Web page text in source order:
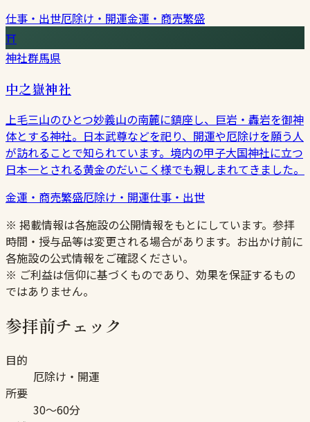
仕事・出世厄除け・開運金運・商売繁盛
⛩
神社群馬県
中之嶽神社
上毛三山のひとつ妙義山の南麓に鎮座し、巨岩・轟岩を御神
体とする神社。日本武尊などを祀り、開運や厄除けを願う人
が訪れることで知られています。境内の甲子大国神社に立つ
日本一とされる黄金のだいこく様でも親しまれてきました。
金運・商売繁盛厄除け・開運仕事・出世
※ 掲載情報は各施設の公開情報をもとにしています。参拝
時間・授与品等は変更される場合があります。お出かけ前に
各施設の公式情報をご確認ください。
※ ご利益は信仰に基づくものであり、効果を保証するもの
ではありません。
参拝前チェック
目的
厄除け・開運
所要
30〜60分